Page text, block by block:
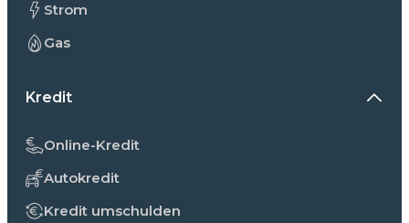
Strom
Gas
Kredit
Online-Kredit
Autokredit
Kredit umschulden